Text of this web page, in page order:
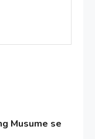
Musume se